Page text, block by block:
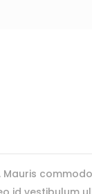
Mauris